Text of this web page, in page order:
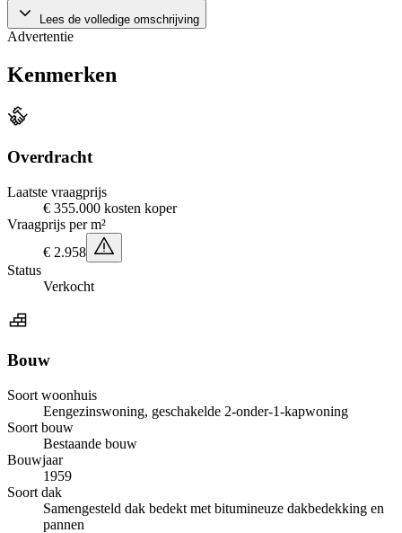
Lees de volledige omschrijving
Advertentie
Kenmerken
Overdracht
Laatste vraagprijs
€ 355.000 kosten koper
Vraagprijs per m²
€ 2.958
Status
Verkocht
Bouw
Soort woonhuis
Eengezinswoning, geschakelde 2-onder-1-kapwoning
Soort bouw
Bestaande bouw
Bouwjaar
1959
Soort dak
Samengesteld dak bedekt met bitumineuze dakbedekking en
pannen